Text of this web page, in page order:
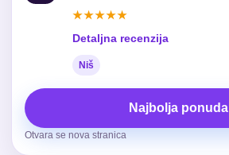
★★★★★
Detaljna recenzija
Niš
Najbolja ponuda
Otvara se nova stranica